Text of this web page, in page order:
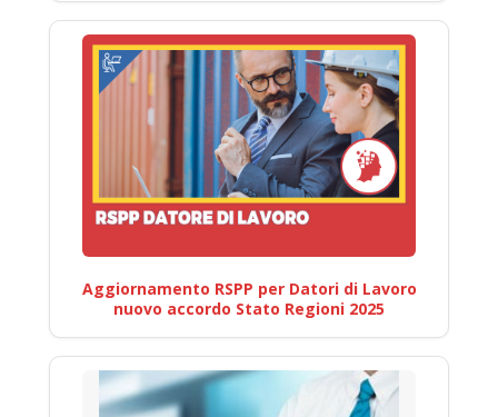
Aggiornamento RSPP per Datori di Lavoro
nuovo accordo Stato Regioni 2025